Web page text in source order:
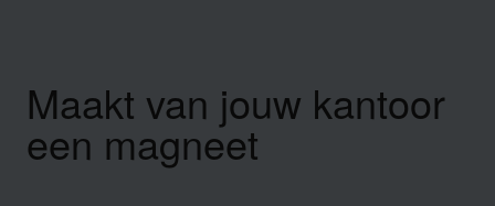
Maakt van jouw kantoor
een magneet